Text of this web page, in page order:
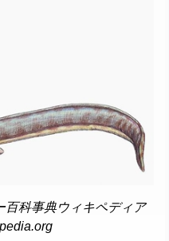
百科事典ウィキペディア